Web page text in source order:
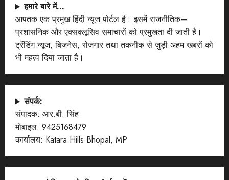
हमारे बारे में…
आपतक एक प्रमुख हिंदी न्यूज पोर्टल है। इसमें राजनीतिक—
प्रशासनिक और एक्सक्लूसिव समाचारों को प्रमुखता दी जाती है।
ट्रेंडिंग न्यूज, बिजनेस, रोजगार तथा तकनीक से जुड़ी अहम खबरों को
भी महत्व दिया जाता है।
संपर्क:
संपादक: आर.बी. सिंह
मोबाइल: 9425168479
कार्यालय: Katara Hills Bhopal, MP